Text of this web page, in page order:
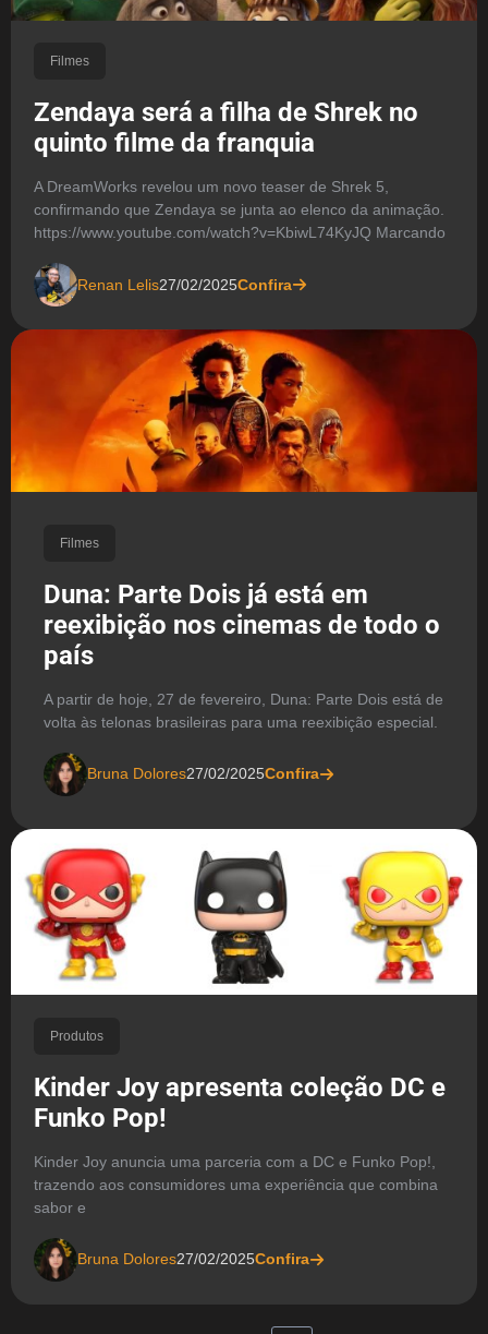
Filmes
Zendaya será a filha de Shrek no
quinto filme da franquia
A DreamWorks revelou um novo teaser de Shrek 5,
confirmando que Zendaya se junta ao elenco da animação.
https://www.youtube.com/watch?v=KbiwL74KyJQ Marcando
Renan Lelis27/02/2025Confira
Filmes
Duna: Parte Dois já está em
reexibição nos cinemas de todo o
país
A partir de hoje, 27 de fevereiro, Duna: Parte Dois está de
volta às telonas brasileiras para uma reexibição especial.
Bruna Dolores27/02/2025Confira
Produtos
Kinder Joy apresenta coleção DC e
Funko Pop!
Kinder Joy anuncia uma parceria com a DC e Funko Pop!,
trazendo aos consumidores uma experiência que combina
sabor e
Bruna Dolores27/02/2025Confira